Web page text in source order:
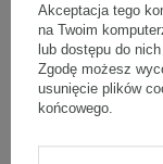
Komplet szarych
Wymiary
Przekładka
580 g/m2
Wymiary:
Akceptacja tego
na Twoim
lub dostępu do
Zgodę możesz
usunięcie plików
końcowego.